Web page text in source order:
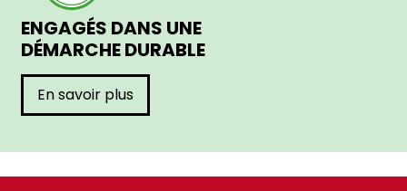
ENGAGÉS DANS UNE
DÉMARCHE DURABLE
En savoir plus